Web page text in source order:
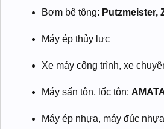
Bơm bê tông: Putzmeister,
Máy ép thủy lực
Xe máy công trình, xe
Máy sấn tôn, lốc tôn:
Máy ép nhựa, máy đúc